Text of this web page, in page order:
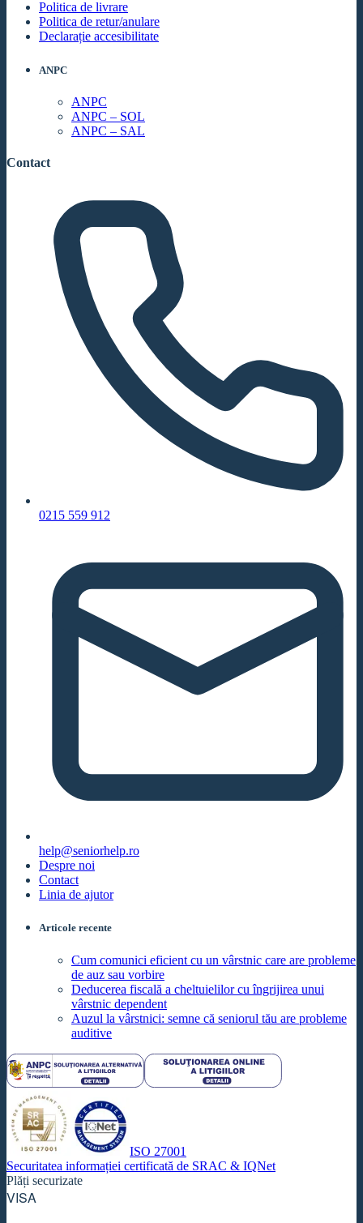
Politica de livrare
Politica de retur/anulare
Declarație accesibilitate
ANPC
ANPC
ANPC – SOL
ANPC – SAL
Contact
0215 559 912
help@seniorhelp.ro
Despre noi
Contact
Linia de ajutor
Articole recente
Cum comunici eficient cu un vârstnic care are probleme
de auz sau vorbire
Deducerea fiscală a cheltuielilor cu îngrijirea unui
vârstnic dependent
Auzul la vârstnici: semne că seniorul tău are probleme
auditive
ISO 27001
Securitatea informației certificată de SRAC & IQNet
Plăți securizate
VISA